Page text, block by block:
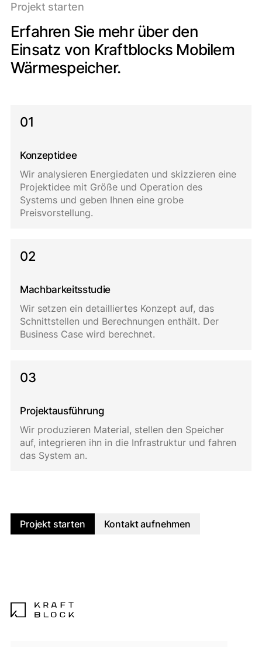
Projekt starten
Erfahren Sie mehr über den
Einsatz von Kraftblocks Mobilem
Wärmespeicher.
01
Konzeptidee
Wir analysieren Energiedaten und skizzieren eine
Projektidee mit Größe und Operation des
Systems und geben Ihnen eine grobe
Preisvorstellung.
02
Machbarkeitsstudie
Wir setzen ein detailliertes Konzept auf, das
Schnittstellen und Berechnungen enthält. Der
Business Case wird berechnet.
03
Projektausführung
Wir produzieren Material, stellen den Speicher
auf, integrieren ihn in die Infrastruktur und fahren
das System an.
Projekt starten Kontakt aufnehmen